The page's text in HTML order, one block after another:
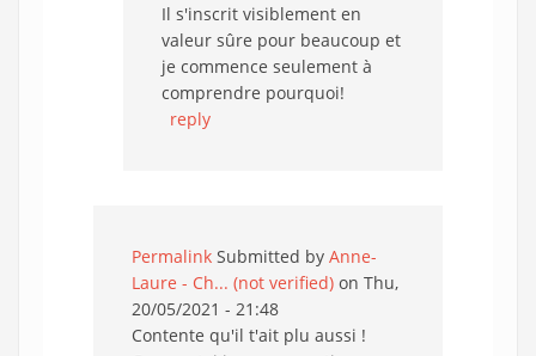
Il s'inscrit visiblement en
valeur sûre pour beaucoup et
je commence seulement à
comprendre pourquoi!
reply
Permalink Submitted by Anne-
Laure - Ch... (not verified) on Thu,
20/05/2021 - 21:48
Contente qu'il t'ait plu aussi !